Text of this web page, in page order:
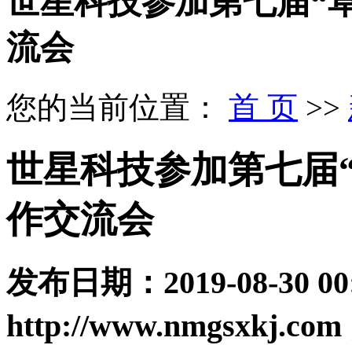
流会
您的当前位置： 首 页 >>
世星科技参加第七
作交流会
发布日期： 2019-08-30
http://www.nmgsxkj.com